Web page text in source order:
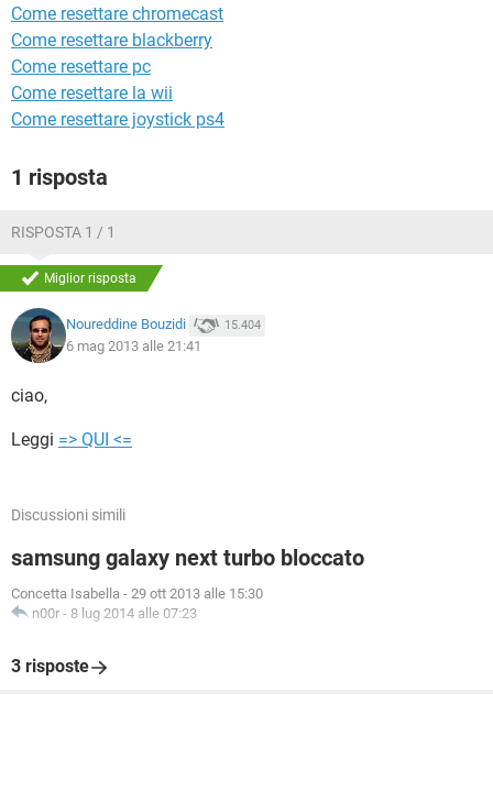
Come resettare chromecast
Come resettare blackberry
Come resettare pc
Come resettare la wii
Come resettare joystick ps4
1 risposta
RISPOSTA 1 / 1
Miglior risposta
Noureddine Bouzidi 15.404
6 mag 2013 alle 21:41
ciao,
Leggi => QUI <=
Discussioni simili
samsung galaxy next turbo bloccato
Concetta Isabella - 29 ott 2013 alle 15:30
n00r - 8 lug 2014 alle 07:23
3 risposte